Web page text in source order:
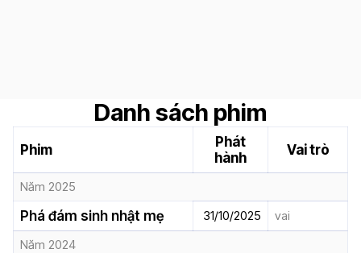
Danh sách phim
Phim
Phát
hành
Vai trò
Năm 2025
Phá đám sinh nhật mẹ 31/10/2025
vai
Năm 2024